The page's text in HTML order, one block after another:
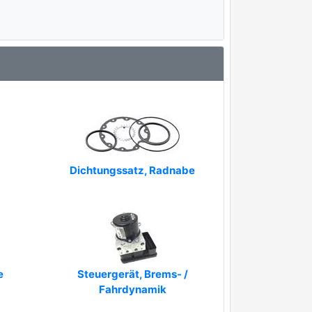
Dichtungssatz, Radnabe
Steuergerät, Brems- /
Fahrdynamik